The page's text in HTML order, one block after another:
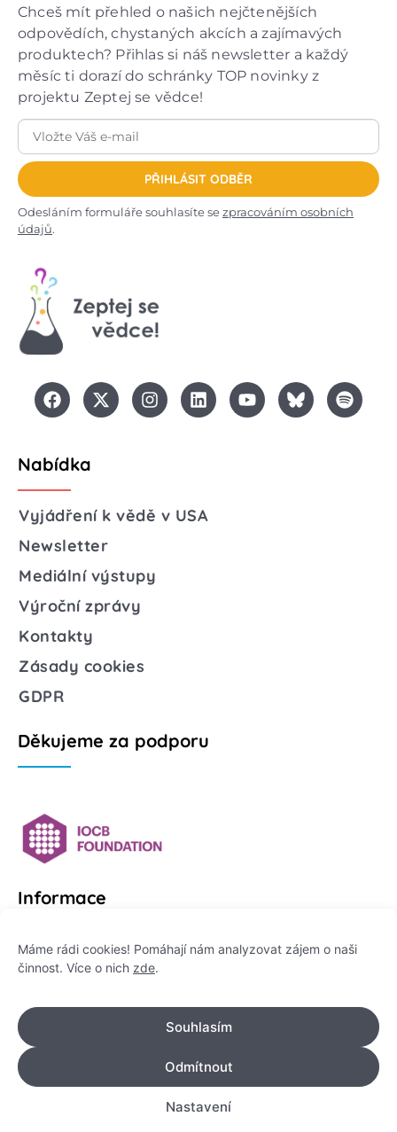
Máme rádi cookies! Pomáhají nám analyzovat zájem o naši
činnost. Více o nich zde.
Souhlasím
Odmítnout
Nastavení
Chceš mít přehled o našich nejčtenějších
odpovědích, chystaných akcích a zajímavých
produktech? Přihlas si náš newsletter a každý
měsíc ti dorazí do schránky TOP novinky z
projektu Zeptej se vědce!
PŘIHLÁSIT ODBĚR
Odesláním formuláře souhlasíte sezpracováním osobních
údajů.
Nabídka
Vyjádření k vědě v USA
Newsletter
Mediální výstupy
Výroční zprávy
Kontakty
Zásady cookies
GDPR
Děkujeme za podporu
Informace
Platformu Zeptej se vědce provozuje:
IČO: 178 47 389
Flemingovo náměstí 542/2,
Dejvice, 160 00 Praha 6
info@zeptejsevedce.cz